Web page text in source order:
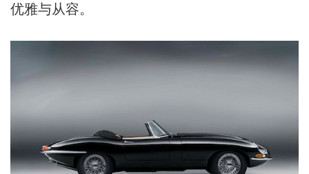
优雅与从容。